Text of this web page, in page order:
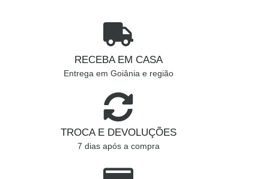
RECEBA EM CASA
Entrega em Goiânia e região
TROCA E DEVOLUÇÕES
7 dias após a compra